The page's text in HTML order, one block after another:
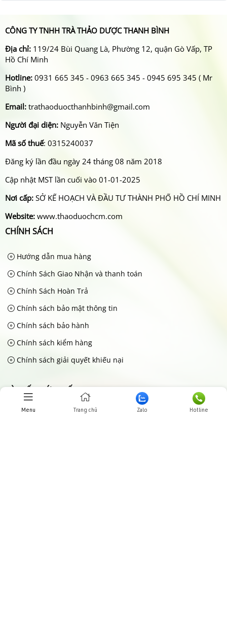
CÔNG TY TNHH TRÀ THẢO DƯỢC THANH BÌNH
Địa chỉ: 119/24 Bùi Quang Là, Phường 12, quận Gò Vấp, TP
Hồ Chí Minh
Hotline: 0931 665 345 - 0963 665 345 - 0945 695 345 ( Mr
Bình )
Email: trathaoduocthanhbinh@gmail.com
Người đại diện: Nguyễn Văn Tiện
Mã số thuế: 0315240037
Đăng ký lần đầu ngày 24 tháng 08 năm 2018
Cập nhật MST lần cuối vào 01-01-2025
Nơi cấp: SỞ KẾ HOẠCH VÀ ĐẦU TƯ THÀNH PHỐ HỒ CHÍ MINH
Website: www.thaoduochcm.com
CHÍNH SÁCH
Hướng dẫn mua hàng
Chính Sách Giao Nhận và thanh toán
Chính Sách Hoàn Trả
Chính sách bảo mật thông tin
Chính sách bảo hành
Chính sách kiểm hàng
Chính sách giải quyết khiếu nại
BÀI VIẾT MỚI NHẤT
Menu Trang chủ Zalo Hotline